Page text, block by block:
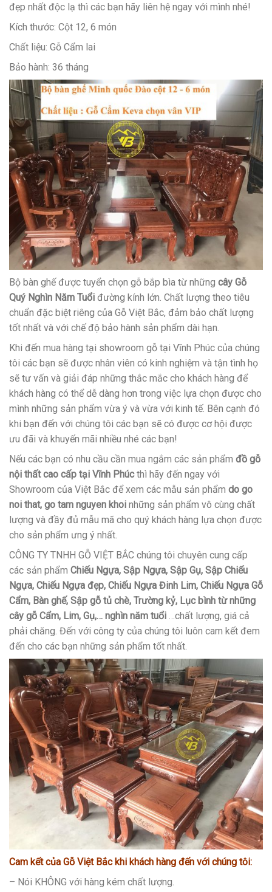
đẹp nhất độc lạ thì các bạn hãy liên hệ ngay với mình nhé!
Kích thước: Cột 12, 6 món
Chất liệu: Gỗ Cẩm lai
Bảo hành: 36 tháng
Bộ bàn ghế được tuyển chọn gỗ bắp bìa từ những cây Gỗ
Quý Nghìn Năm Tuổi đường kính lớn. Chất lượng theo tiêu
chuẩn đặc biệt riêng của Gỗ Việt Bắc, đảm bảo chất lượng
tốt nhất và với chế độ bảo hành sản phẩm dài hạn.
Khi đến mua hàng tại showroom gỗ tại Vĩnh Phúc của chúng
tôi các bạn sẽ được nhân viên có kinh nghiệm và tận tình họ
sẽ tư vấn và giải đáp những thắc mắc cho khách hàng để
khách hàng có thể dễ dàng hơn trong việc lựa chọn được cho
mình những sản phẩm vừa ý và vừa với kinh tế. Bên cạnh đó
khi bạn đến với chúng tôi các bạn sẽ có được cơ hội được
ưu đãi và khuyến mãi nhiều nhé các bạn!
Nếu các bạn có nhu cầu cần mua ngắm các sản phẩm đồ gỗ
nội thất cao cấp tại Vĩnh Phúcthì hãy đến ngay với
Showroom của Việt Bắc để xem các mẫu sản phẩm do go
noi that, go tam nguyen khoi những sản phẩm vô cùng chất
lượng và đầy đủ mẫu mã cho quý khách hàng lựa chọn được
cho sản phẩm ưng ý nhất.
CÔNG TY TNHH GỖ VIỆT BẮC chúng tôi chuyên cung cấp
các sản phẩm Chiếu Ngựa, Sập Ngựa, Sập Gụ, Sập Chiếu
Ngựa, Chiếu Ngựa đẹp, Chiếu Ngựa Đinh Lim, Chiếu Ngựa Gỗ
Cẩm, Bàn ghế, Sập gỗ tủ chè, Trường kỷ, Lục bình từ những
cây gỗ Cẩm, Lim, Gụ,… nghìn năm tuổi …chất lượng, giá cả
phải chăng. Đến với công ty của chúng tôi luôn cam kết đem
đến cho các bạn những sản phẩm tốt nhất.
Cam kết của Gỗ Việt Bắckhi khách hàng đến với chúng tôi:
– Nói KHÔNG với hàng kém chất lượng.